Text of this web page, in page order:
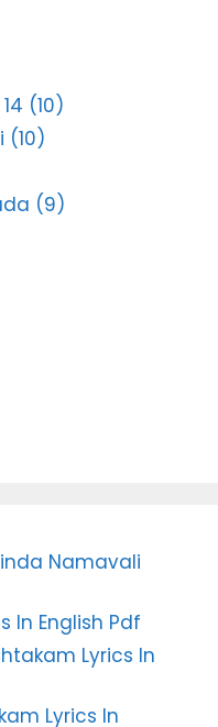
(10)
(10)
(9)
Namavali
In English Pdf
Lyrics In
Lyrics In